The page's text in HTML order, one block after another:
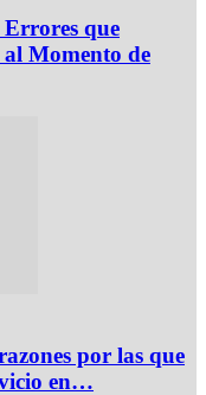
que
al Momento de
por las que
en…